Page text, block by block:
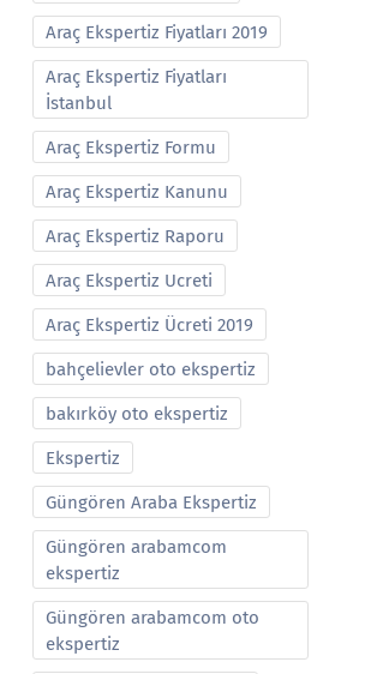
Araç Ekspertiz Fiyatları 2019
Araç Ekspertiz Fiyatları
İstanbul
Araç Ekspertiz Formu
Araç Ekspertiz Kanunu
Araç Ekspertiz Raporu
Araç Ekspertiz Ucreti
Araç Ekspertiz Ücreti 2019
bahçelievler oto ekspertiz
bakırköy oto ekspertiz
Ekspertiz
Güngören Araba Ekspertiz
Güngören arabamcom
ekspertiz
Güngören arabamcom oto
ekspertiz